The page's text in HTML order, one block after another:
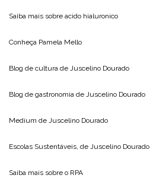
Saiba mais sobre acido hialuronico
Conheça Pamela Mello
Blog de cultura de Juscelino Dourado
Blog de gastronomia de Juscelino Dourado
Medium de Juscelino Dourado
Escolas Sustentáveis, de Juscelino Dourado
Saiba mais sobre o RPA